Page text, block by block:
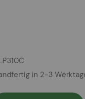
in 2-3